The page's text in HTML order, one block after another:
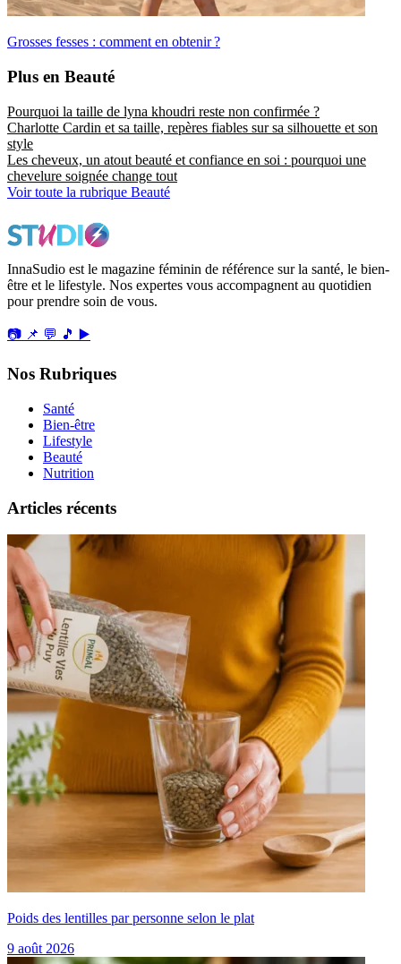
Grosses fesses : comment en obtenir ?
Plus en Beauté
Pourquoi la taille de lyna khoudri reste non confirmée ?
Charlotte Cardin et sa taille, repères fiables sur sa silhouette et son
style
Les cheveux, un atout beauté et confiance en soi : pourquoi une
chevelure soignée change tout
Voir toute la rubrique Beauté
InnaSudio est le magazine féminin de référence sur la santé, le bien-
être et le lifestyle. Nos expertes vous accompagnent au quotidien
pour prendre soin de vous.
📷 📌 💬 🎵 ▶️
Nos Rubriques
Santé
Bien-être
Lifestyle
Beauté
Nutrition
Articles récents
Poids des lentilles par personne selon le plat
9 août 2026